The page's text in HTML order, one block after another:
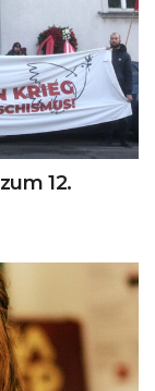
12.